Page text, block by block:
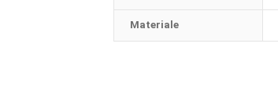
Materiale